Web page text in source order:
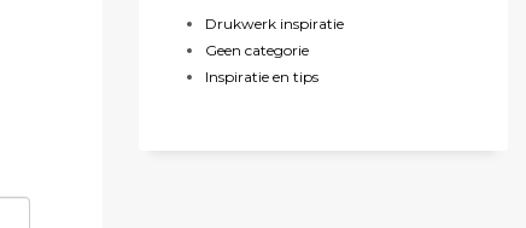
Drukwerk inspiratie
Geen categorie
Inspiratie en tips